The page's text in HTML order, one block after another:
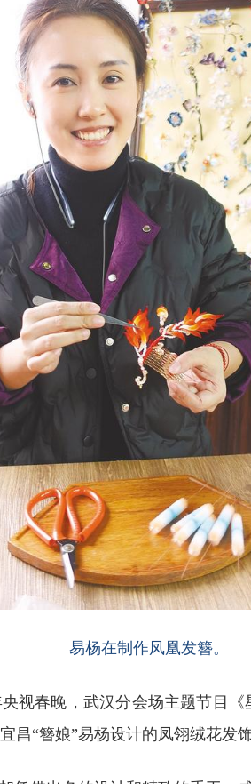
易杨在制作凤凰发簪。
视春晚，武汉分会场主题节目
“簪娘”易杨设计的凤翎绒花发饰